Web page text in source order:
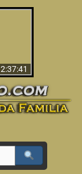
2:37:41